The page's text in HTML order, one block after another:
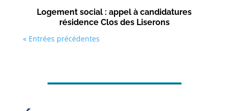
Logement social : appel à candidatures
résidence Clos des Liserons
« Entrées précédentes